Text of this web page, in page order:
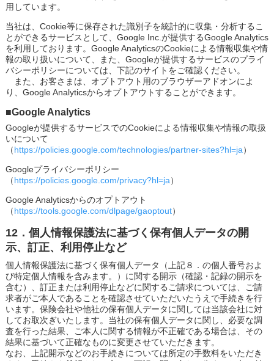
用しています。
当社は、Cookie等に保存された識別子を統計的に収集・分析するこ
とができるサービスとして、Google Inc.が提供するGoogle Analytics
を利用しております。Google AnalyticsのCookieによる情報収集や情
報の取り扱いについて、また、Googleが提供するサービスのプライ
バシーポリシーについては、下記のサイトをご確認ください。
また、お客さまは、オプトアウト用のブラウザーアドオンによ
り、Google Analyticsからオプトアウトすることができます。
■Google Analytics
Googleが提供するサービスでのCookieによる情報収集や情報の取扱
いについて
（https://policies.google.com/technologies/partner-sites?hl=ja）
Googleプライバシーポリシー
（https://policies.google.com/privacy?hl=ja）
Google Analyticsからのオプトアウト
（https://tools.google.com/dlpage/gaoptout）
12．個人情報保護法に基づく保有個人データの開
示、訂正、利用停止など
個人情報保護法に基づく保有個人データ（上記８．の個人番号およ
び特定個人情報を含みます。）に関する開示（確認・記録の開示を
含む）、訂正または利用停止などに関するご請求については、ご請
求者がご本人であることを確認させていただいたうえで手続きを行
います。保険会社や他社の保有個人データに関しては当該会社に対
してお取次ぎいたします。当社の保有個人データに関し、必要な調
査を行った結果、ご本人に関する情報が不正確である場合は、その
結果に基づいて正確なものに変更させていただきます。
なお、上記開示などのお手続きについては所定の手数料をいただき